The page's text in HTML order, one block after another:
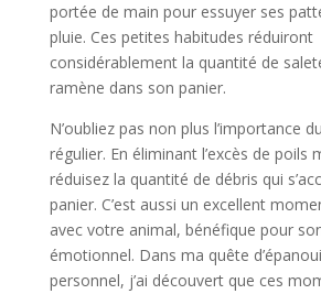
portée de main pour essuyer ses
pluie. Ces petites habitudes réduiront
considérablement la quantité de
ramène dans son panier.
N’oubliez pas non plus l’importance
régulier. En éliminant l’excès de poils
réduisez la quantité de débris qui
panier. C’est aussi un excellent
avec votre animal, bénéfique pour
émotionnel. Dans ma quête
personnel, j’ai découvert que ces